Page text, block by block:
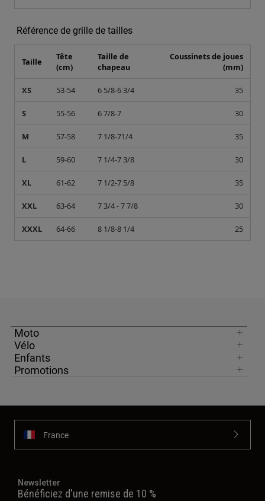
Référence de grille de tailles
Taille
Tête
(cm)
Taille de
chapeau
Coussinets de joues
(mm)
XS 53-54 6 5/8-6 3/4 35
S 55-56 6 7/8-7 30
M 57-58 7 1/8-71/4 35
L 59-60 7 1/4-7 3/8 30
XL 61-62 7 1/2-7 5/8 35
XXL 63-64 7 3/4 - 7 7/8 30
XXXL 64-66 8 1/8-8 1/4 25
Moto
Vélo
Enfants
Promotions
France
Newsletter
Bénéficiez d'une remise de 10 %